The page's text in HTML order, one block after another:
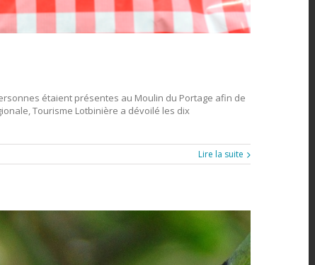
étaient présentes au Moulin du Portage afin de
Tourisme Lotbinière a dévoilé les dix
Lire la suite